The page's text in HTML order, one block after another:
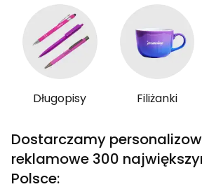
Długopisy Filiżanki
Dostarczamy
reklamowe 300
Polsce: